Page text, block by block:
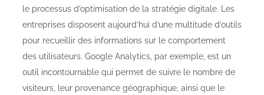
le processus d’optimisation de la stratégie digitale. Les
entreprises disposent aujourd’hui d’une multitude d’outils
pour recueillir des informations sur le comportement
des utilisateurs. Google Analytics, par exemple, est un
outil incontournable qui permet de suivre le nombre de
visiteurs, leur provenance géographique, ainsi que le